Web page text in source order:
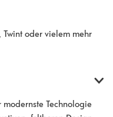
Twint oder vielem mehr
Technologie